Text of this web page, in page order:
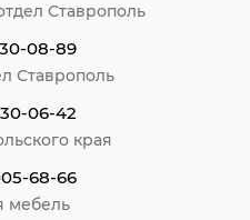
Ставрополь
08-89
Ставрополь
06-42
края
68-66
мебель